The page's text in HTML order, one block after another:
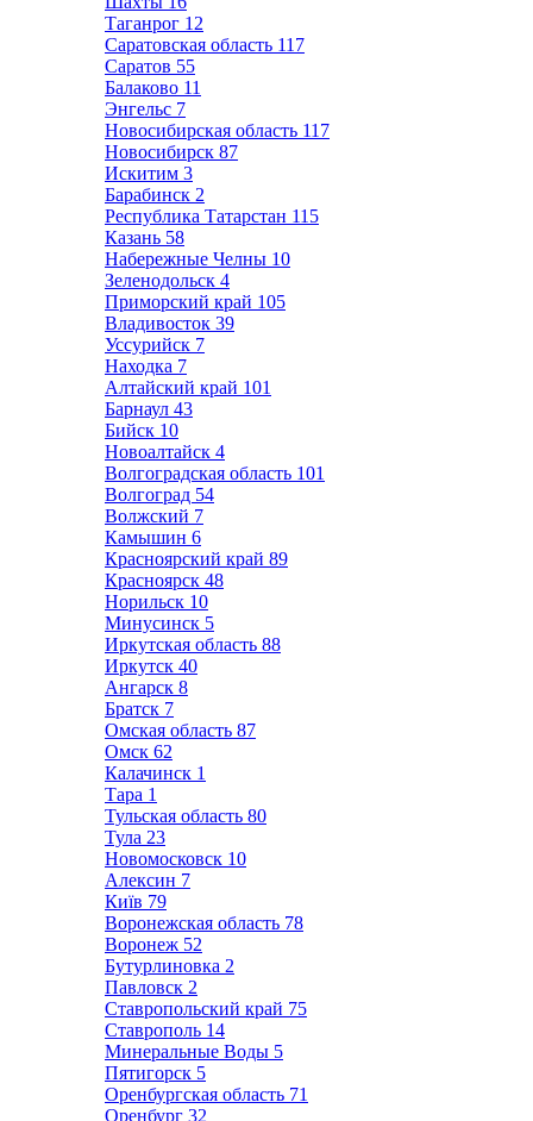
Таганрог 12
Саратовская область 117
Саратов 55
Балаково 11
Энгельс 7
Новосибирская область 117
Новосибирск 87
Искитим 3
Барабинск 2
Республика Татарстан 115
Казань 58
Набережные Челны 10
Зеленодольск 4
Приморский край 105
Владивосток 39
Уссурийск 7
Находка 7
Алтайский край 101
Барнаул 43
Бийск 10
Новоалтайск 4
Волгоградская область 101
Волгоград 54
Волжский 7
Камышин 6
Красноярский край 89
Красноярск 48
Норильск 10
Минусинск 5
Иркутская область 88
Иркутск 40
Ангарск 8
Братск 7
Омская область 87
Омск 62
Калачинск 1
Тара 1
Тульская область 80
Тула 23
Новомосковск 10
Алексин 7
Київ 79
Воронежская область 78
Воронеж 52
Бутурлиновка 2
Павловск 2
Ставропольский край 75
Ставрополь 14
Минеральные Воды 5
Пятигорск 5
Оренбургская область 71
Оренбург 32